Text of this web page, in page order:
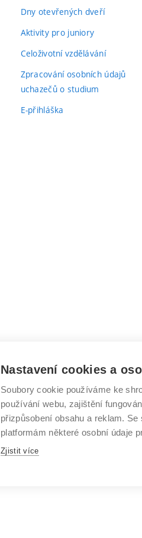
Dny otevřených dveří
Aktivity pro juniory
Celoživotní vzdělávání
Zpracování osobních údajů
uchazečů o studium
E-přihláška
Vysoké
učení
technické
v
Nastavení cookies a
Soubory cookie používáme ke
používání webu, zajištění
přizpůsobení obsahu a reklam.
platformám některé osobní údaje
Zjistit více